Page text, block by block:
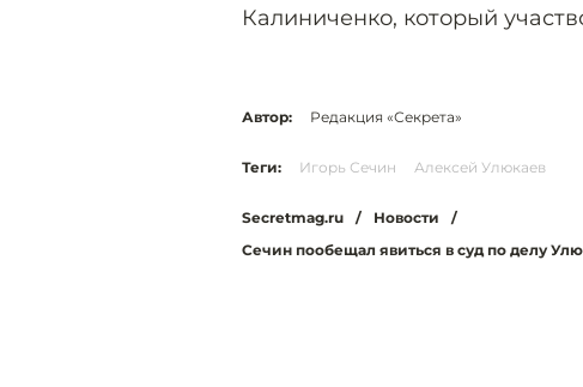
Калиниченко, который
Автор: Редакция «Секрета»
Теги: Игорь Сечин Алексей Улюкаев
Secretmag.ru / Новости
/
Сечин пообещал явиться в суд по делу